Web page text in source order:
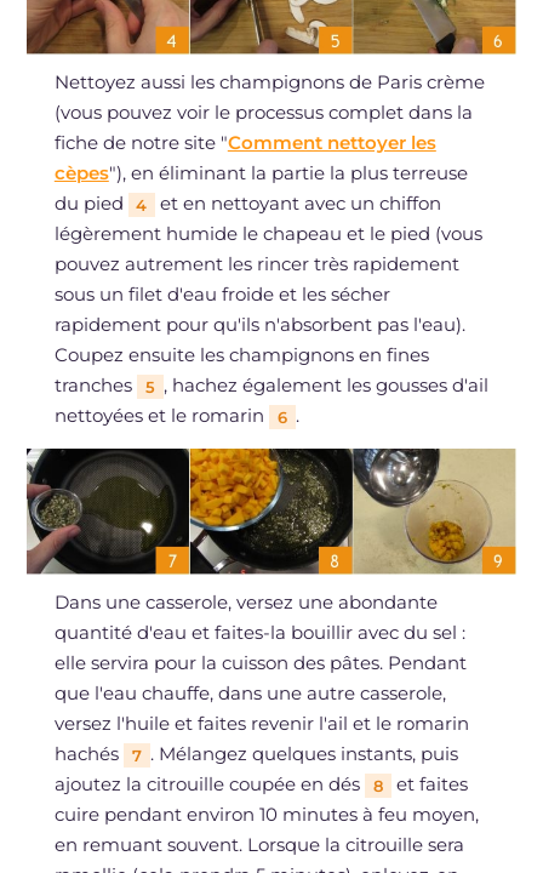
Nettoyez aussi les champignons de Paris crème
(vous pouvez voir le processus complet dans la
fiche de notre site "Comment nettoyer les
cèpes"), en éliminant la partie la plus terreuse
du pied
4
et en nettoyant avec un chiffon
légèrement humide le chapeau et le pied (vous
pouvez autrement les rincer très rapidement
sous un filet d'eau froide et les sécher
rapidement pour qu'ils n'absorbent pas l'eau).
Coupez ensuite les champignons en fines
tranches
5 , hachez également les gousses d'ail
nettoyées et le romarin
6 .
Dans une casserole, versez une abondante
quantité d'eau et faites-la bouillir avec du sel :
elle servira pour la cuisson des pâtes. Pendant
que l'eau chauffe, dans une autre casserole,
versez l'huile et faites revenir l'ail et le romarin
hachés
7 . Mélangez quelques instants, puis
ajoutez la citrouille coupée en dés
8
et faites
cuire pendant environ 10 minutes à feu moyen,
en remuant souvent. Lorsque la citrouille sera